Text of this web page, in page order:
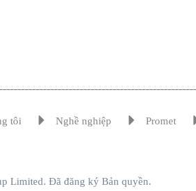
tôi Nghề nghiệp Promet
Limited. Đã đăng ký Bản quyền.